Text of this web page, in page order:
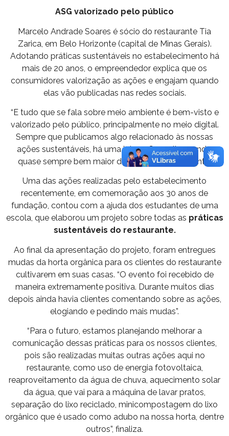
ASG valorizado pelo público
Marcelo Andrade Soares é sócio do restaurante Tia
Zarica, em Belo Horizonte (capital de Minas Gerais).
Adotando práticas sustentáveis no estabelecimento há
mais de 20 anos, o empreendedor explica que os
consumidores valorização as ações e engajam quando
elas vão publicadas nas redes sociais.
“E tudo que se fala sobre meio ambiente é bem-visto e
valorizado pelo público, principalmente no meio digital.
Sempre que publicamos algo relacionado às nossas
ações sustentáveis, há uma interação muito grande,
quase sempre bem maior do que o habitual”, conta.
Uma das ações realizadas pelo estabelecimento
recentemente, em comemoração aos 30 anos de
fundação, contou com a ajuda dos estudantes de uma
escola, que elaborou um projeto sobre todas as práticas
sustentáveis do restaurante.
Ao final da apresentação do projeto, foram entregues
mudas da horta orgânica para os clientes do restaurante
cultivarem em suas casas. “O evento foi recebido de
maneira extremamente positiva. Durante muitos dias
depois ainda havia clientes comentando sobre as ações,
elogiando e pedindo mais mudas”.
“Para o futuro, estamos planejando melhorar a
comunicação dessas práticas para os nossos clientes,
pois são realizadas muitas outras ações aqui no
restaurante, como uso de energia fotovoltaica,
reaproveitamento da água de chuva, aquecimento solar
da água, que vai para a máquina de lavar pratos,
separação do lixo reciclado, minicompostagem do lixo
orgânico que é usado como adubo na nossa horta, dentre
outros”, finaliza.